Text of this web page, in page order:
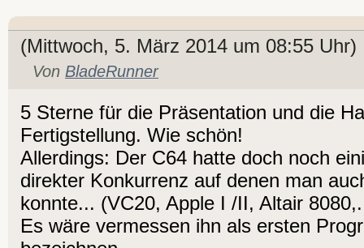
(Mittwoch, 5. März 2014 um 08:55 Uhr)
Von BladeRunner
5 Sterne für die Präsentation und die
Fertigstellung. Wie schön!
Allerdings: Der C64 hatte doch noch
direkter Konkurrenz auf denen man
konnte... (VC20, Apple I /II, Altair
Es wäre vermessen ihn als ersten